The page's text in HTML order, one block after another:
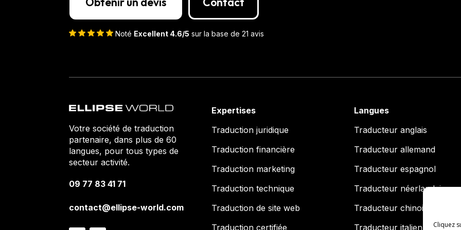
Cliquez
Noté Excellent 4.6/5 sur la base de 21 avis
Votre société de traduction
partenaire, dans plus de 60
langues, pour tous types de
secteur activité.
09 77 83 41 71
contact@ellipse-world.com
Expertises
Traduction juridique
Traduction financière
Traduction marketing
Traduction technique
Traduction de site web
Traduction certifiée
Langues
Traducteur anglais
Traducteur allemand
Traducteur espagnol
Traducteur néerlandais
Traducteur chinois
Traducteur italien